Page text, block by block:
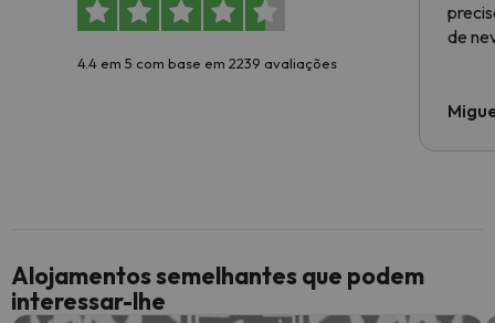
4.4 em 5 com base em 2239 avaliações
de
Alojamentos semelhantes que podem
interessar-lhe